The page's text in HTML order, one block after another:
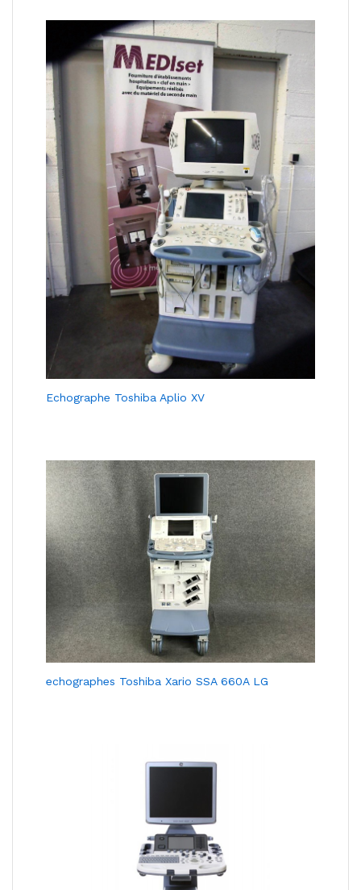
Echographe Toshiba Aplio XV
echographes Toshiba Xario SSA 660A LG